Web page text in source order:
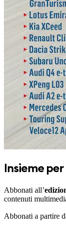
Insieme
Abbonati all’
contenuti
Abbonati a partire